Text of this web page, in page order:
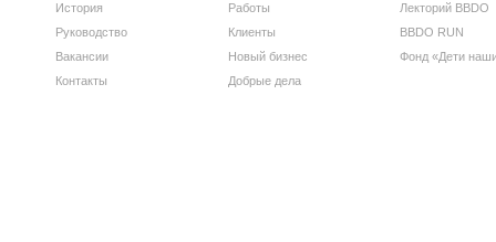
История
Руководство
Вакансии
Контакты
Работы
Клиенты
Новый бизнес
Добрые дела
Лекторий BBDO
BBDO RUN
Фонд «Дети